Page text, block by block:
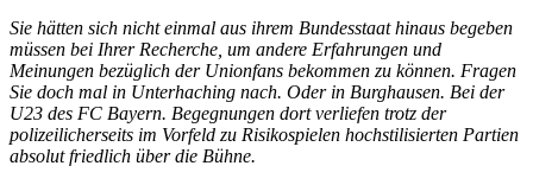
Sie hätten sich nicht einmal aus ihrem Bundesstaat hinaus begeben
müssen bei Ihrer Recherche, um andere Erfahrungen und
Meinungen bezüglich der Unionfans bekommen zu können. Fragen
Sie doch mal in Unterhaching nach. Oder in Burghausen. Bei der
U23 des FC Bayern. Begegnungen dort verliefen trotz der
polizeilicherseits im Vorfeld zu Risikospielen hochstilisierten Partien
absolut friedlich über die Bühne.